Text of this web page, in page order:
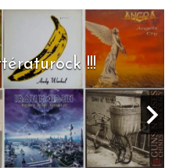
Days To Rock !!!